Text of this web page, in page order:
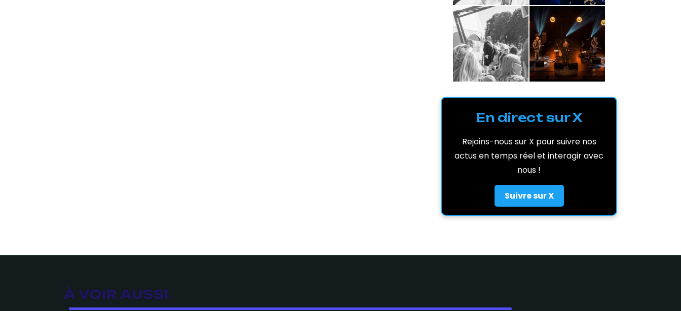
En direct sur X
Rejoins-nous sur X pour suivre nos
actus en temps réel et interagir avec
nous !
Suivre sur X
À VOIR AUSSI